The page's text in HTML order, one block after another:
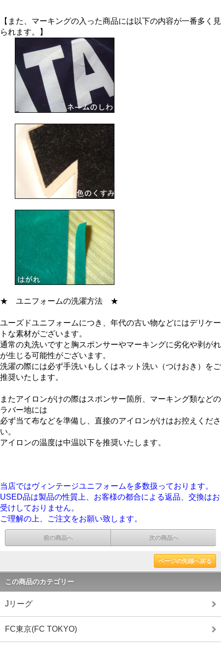
【また、マーキングの入った商品には以下の内容が一番多く見
られます。】
★ ユニフォームの洗濯方法 ★
ユーズドユニフォームにつき、年代の古い物などにはデリケー
トな素材がございます。
通常の丸洗いですと胸スポンサーやマーキングに劣化や剥がれ
が生じる可能性がございます。
洗濯の際には必ず手洗いもしくはネット洗い（つけおき）をご
推奨いたします。
またアイロンがけの際はスポンサー箇所、マーキング類などの
ラバー地には
必ず当て布などを準備し、直接のアイロンがけはお控えくださ
い。
アイロンの温度は中温以下を推奨いたします。
当店ではヴィンテージユニフォームを多数扱っております。
USED品は製品の性質上、お客様の都合による返品、交換はお
受けしておりません。
ご理解の上、ご注文をお願い致します。
前の商品へ 次の商品へ
ページの先頭へ戻る
この商品のカテゴリー
Jリーグ
FC東京(FC TOKYO)